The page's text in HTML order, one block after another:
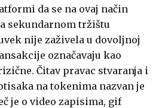
da se na ovaj način
sekundarnom tržištu
nije zaživela u dovoljnoj
označavaju kao
Čitav pravac stvaranja i
na tokenima nazvan je
je o video zapisima, gif